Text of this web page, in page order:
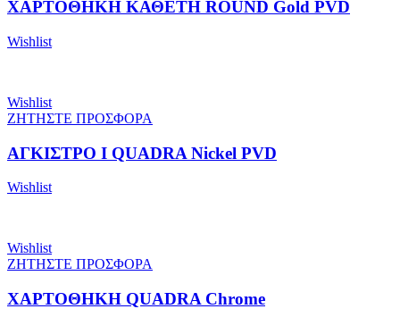
ΧΑΡΤΟΘΗΚΗ ΚΑΘΕΤΗ ROUND Gold PVD
Wishlist
Wishlist
ΖΗΤΗΣΤΕ ΠΡΟΣΦΟΡΑ
ΑΓΚΙΣΤΡΟ I QUADRA Nickel PVD
Wishlist
Wishlist
ΖΗΤΗΣΤΕ ΠΡΟΣΦΟΡΑ
ΧΑΡΤΟΘΗΚΗ QUADRA Chrome